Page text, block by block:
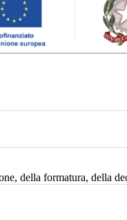
della formatura, della